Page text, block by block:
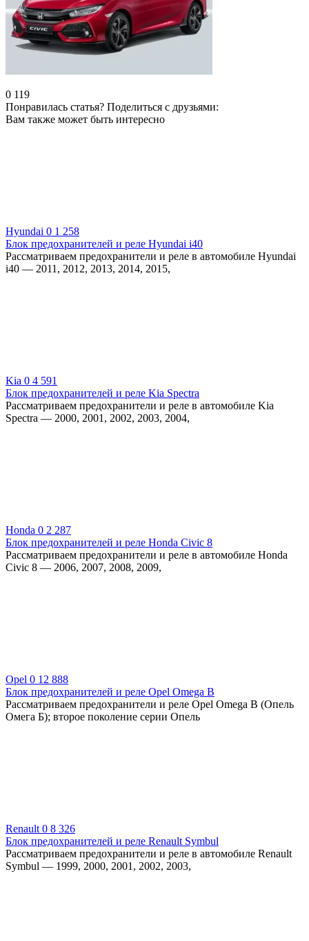
0 119
Понравилась статья? Поделиться с друзьями:
Вам также может быть интересно
Hyundai 0 1 258
Блок предохранителей и реле Hyundai i40
Рассматриваем предохранители и реле в автомобиле Hyundai
i40 — 2011, 2012, 2013, 2014, 2015,
Kia 0 4 591
Блок предохранителей и реле Kia Spectra
Рассматриваем предохранители и реле в автомобиле Kia
Spectra — 2000, 2001, 2002, 2003, 2004,
Honda 0 2 287
Блок предохранителей и реле Honda Civic 8
Рассматриваем предохранители и реле в автомобиле Honda
Civic 8 — 2006, 2007, 2008, 2009,
Opel 0 12 888
Блок предохранителей и реле Opel Omega B
Рассматриваем предохранители и реле Opel Omega B (Опель
Омега Б); второе поколение серии Опель
Renault 0 8 326
Блок предохранителей и реле Renault Symbul
Рассматриваем предохранители и реле в автомобиле Renault
Symbul — 1999, 2000, 2001, 2002, 2003,